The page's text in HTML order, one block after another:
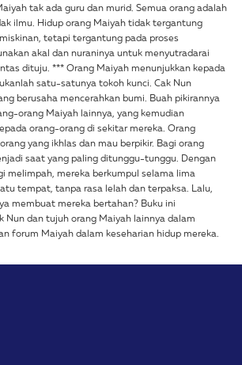
tak ada guru dan murid. Semua orang adalah
ilmu. Hidup orang Maiyah tidak tergantung
tetapi tergantung pada proses
akal dan nuraninya untuk menyutradarai
dituju. *** Orang Maiyah menunjukkan kepada
satu-satunya tokoh kunci. Cak Nun
berusaha mencerahkan bumi. Buah pikirannya
orang Maiyah lainnya, yang kemudian
orang-orang di sekitar mereka. Orang
yang ikhlas dan mau berpikir. Bagi orang
saat yang paling ditunggu-tunggu. Dengan
melimpah, mereka berkumpul selama lima
tempat, tanpa rasa lelah dan terpaksa. Lalu,
membuat mereka bertahan? Buku ini
Nun dan tujuh orang Maiyah lainnya dalam
forum Maiyah dalam keseharian hidup mereka.